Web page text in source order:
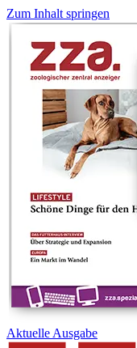
Zum Inhalt springen
Aktuelle Ausgabe